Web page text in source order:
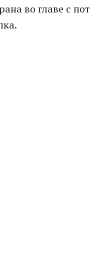
во главе с